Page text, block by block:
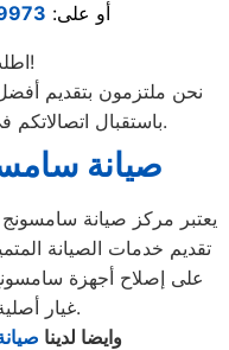
أو على:
اطلب خدمتنا الآن!
نحن ملتزمون بتقديم
باستقبال اتصالاتكم في أي وقت ضمن مواعيد العمل.
صيانة
يعتبر مركز صيانة
تقديم خدمات الصيانة
على إصلاح أجهزة
غيار أصلية لضمان جودة الأداء.
وايضا لدينا